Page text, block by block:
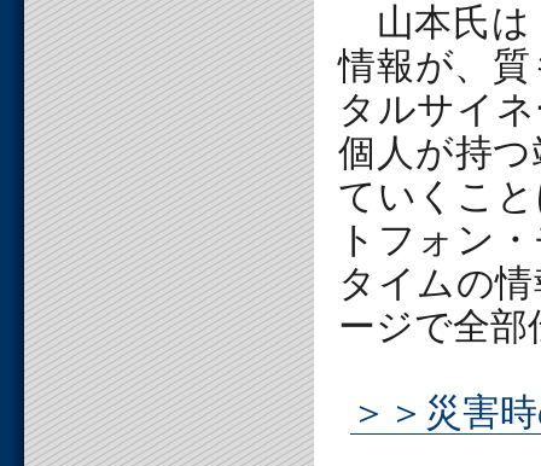
山本氏は
情報が、
タルサイ
個人が持
ていくこ
トフォン
タイムの
ージで全
＞＞災害